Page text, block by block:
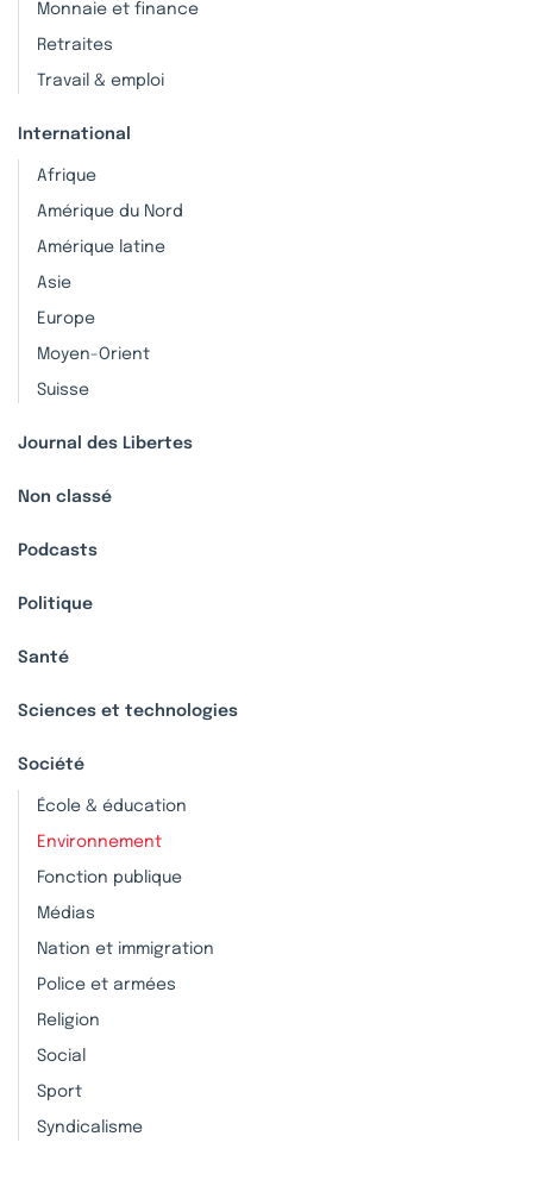
Monnaie et finance
Retraites
Travail & emploi
International
Afrique
Amérique du Nord
Amérique latine
Asie
Europe
Moyen-Orient
Suisse
Journal des Libertes
Non classé
Podcasts
Politique
Santé
Sciences et technologies
Société
École & éducation
Environnement
Fonction publique
Médias
Nation et immigration
Police et armées
Religion
Social
Sport
Syndicalisme